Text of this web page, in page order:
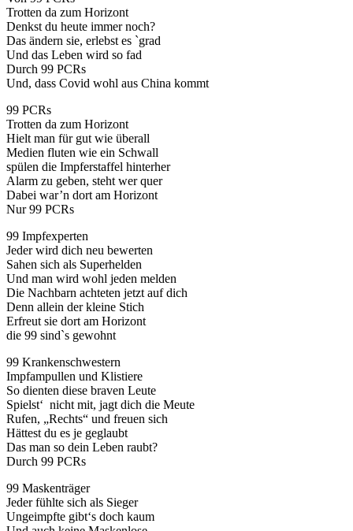
Trotten da zum Horizont
Denkst du heute immer noch?
Das ändern sie, erlebst es `grad
Und das Leben wird so fad
Durch 99 PCRs
Und, dass Covid wohl aus China kommt
99 PCRs
Trotten da zum Horizont
Hielt man für gut wie überall
Medien fluten wie ein Schwall
spülen die Impferstaffel hinterher
Alarm zu geben, steht wer quer
Dabei war’n dort am Horizont
Nur 99 PCRs
99 Impfexperten
Jeder wird dich neu bewerten
Sahen sich als Superhelden
Und man wird wohl jeden melden
Die Nachbarn achteten jetzt auf dich
Denn allein der kleine Stich
Erfreut sie dort am Horizont
die 99 sind`s gewohnt
99 Krankenschwestern
Impfampullen und Klistiere
So dienten diese braven Leute
Spielst‘ nicht mit, jagt dich die Meute
Rufen, „Rechts“ und freuen sich
Hättest du es je geglaubt
Das man so dein Leben raubt?
Durch 99 PCRs
99 Maskenträger
Jeder fühlte sich als Sieger
Ungeimpfte gibt‘s doch kaum